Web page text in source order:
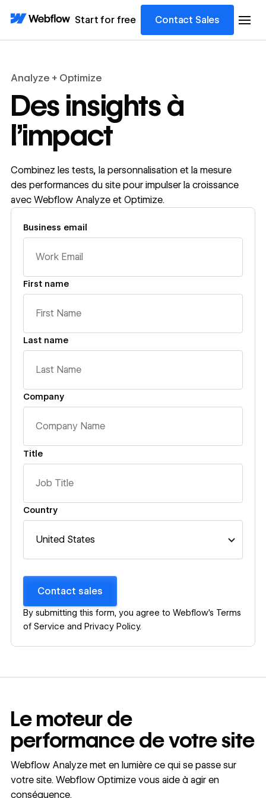
Start for free Contact Sales
Analyze + Optimize
Des insights à
l’impact
Combinez les tests, la personnalisation et la mesure
des performances du site pour impulser la croissance
avec Webflow Analyze et Optimize.
Business email
First name
Last name
Company
Title
Country
Contact sales
By submitting this form, you agree to Webflow’s Terms
of Service and Privacy Policy.
Le moteur de
performance de votre site
Webflow Analyze met en lumière ce qui se passe sur
votre site. Webflow Optimize vous aide à agir en
conséquence.